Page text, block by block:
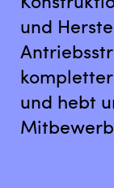
und
und hebt